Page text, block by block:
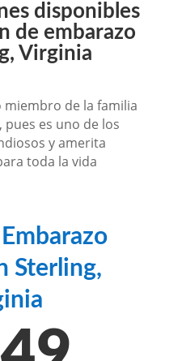
disponibles
de embarazo
Virginia
miembro de la familia
es uno de los
y amerita
toda la vida
Sterling,